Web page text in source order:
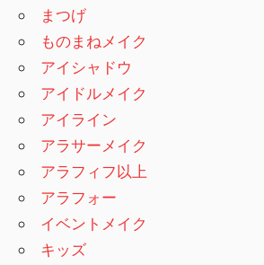
まつげ
ものまねメイク
アイシャドウ
アイドルメイク
アイライン
アラサーメイク
アラフィフ以上
アラフォー
イベントメイク
キッズ